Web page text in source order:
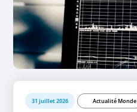
31 juillet 2026 Actualité Monde